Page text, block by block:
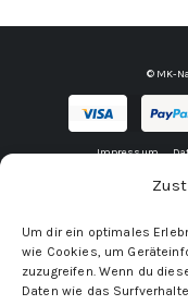
Um dir ein optimales
wie Cookies, um
zuzugreifen. Wenn du
Daten wie das
© MK-
Impressum